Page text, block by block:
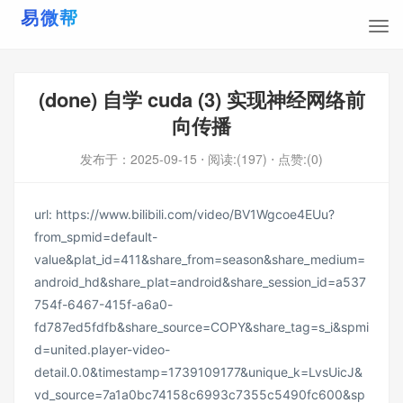
(done) 自学 cuda (3) 实现神经网络前
向传播
发布于： 2025-09-15 ⋅ 阅读:(197) ⋅ 点赞:(0)
url: https://www.bilibili.com/video/BV1Wgcoe4EUu?
from_spmid=default-
value&plat_id=411&share_from=season&share_medium=
android_hd&share_plat=android&share_session_id=a537
754f-6467-415f-a6a0-
fd787ed5fdfb&share_source=COPY&share_tag=s_i&spmi
d=united.player-video-
detail.0.0&timestamp=1739109177&unique_k=LvsUicJ&
vd_source=7a1a0bc74158c6993c7355c5490fc600&sp